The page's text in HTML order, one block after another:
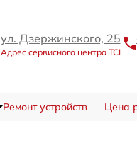
ул. Дзержинского, 25
Адрес сервисного центра TCL
Ремонт устройств Цена